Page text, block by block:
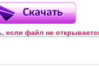
если файл не